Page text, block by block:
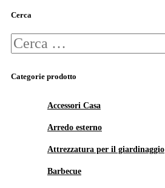
Cerca
Ricerca
per:
Categorie prodotto
Accessori Casa
Arredo esterno
Attrezzatura per il giardinaggio
Barbecue